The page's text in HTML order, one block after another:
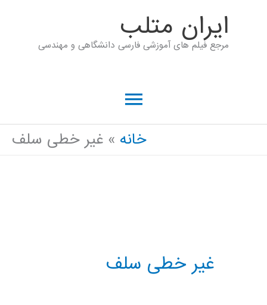
ايران متلب
مرجع فیلم های آموزشی فارسی دانشگاهی و مهندسی
فهرست
اصلی
خانه غیر خطی سلف
غیر خطی سلف